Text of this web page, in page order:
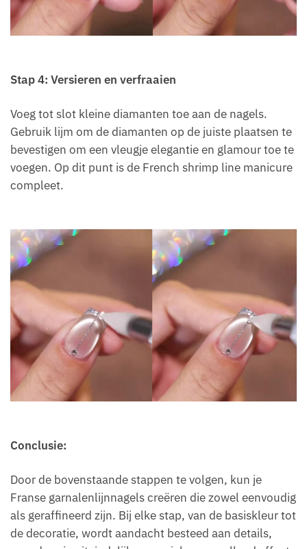
Stap 4: Versieren en verfraaien
Voeg tot slot kleine diamanten toe aan de nagels.
Gebruik lijm om de diamanten op de juiste plaatsen te
bevestigen om een vleugje elegantie en glamour toe te
voegen. Op dit punt is de French shrimp line manicure
compleet.
Conclusie:
Door de bovenstaande stappen te volgen, kun je
Franse garnalenlijnnagels creëren die zowel eenvoudig
als geraffineerd zijn. Bij elke stap, van de basiskleur tot
de decoratie, wordt aandacht besteed aan details,